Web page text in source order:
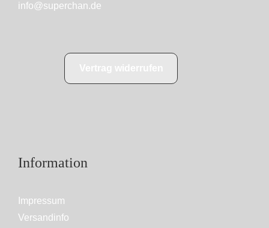
info@superchan.de
Information
Impressum
Versandinfo